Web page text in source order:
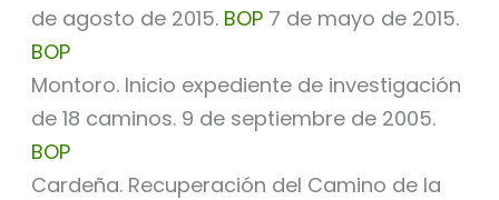
de agosto de 2015. BOP7 de mayo de 2015.
BOP
Montoro. Inicio expediente de investigación
de 18 caminos. 9 de septiembre de 2005.
BOP
Cardeña. Recuperación del Camino de la